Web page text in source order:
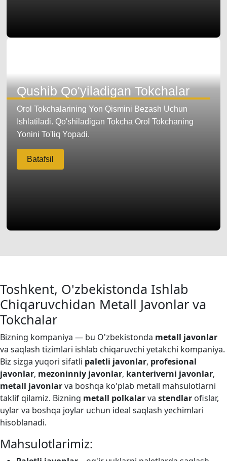
Qushib Qo'yiladigan Tokchalar
Orol Tokchalarining Yon Qismini Bezash Uchun
Ishlatiladi. Qo'shiladigan Tokcha Orol Tokchaning
Yonini To'liq Yopadi.
Batafsil
Toshkent, O'zbekistonda Ishlab
Chiqaruvchidan Metall Javonlar va
Tokchalar
Bizning kompaniya — bu O'zbekistonda metall javonlar
va saqlash tizimlari ishlab chiqaruvchi yetakchi kompaniya.
Biz sizga yuqori sifatli paletli javonlar, profesional
javonlar, mezoninniy javonlar, kanteriverni javonlar,
metall javonlarva boshqa ko'plab metall mahsulotlarni
taklif qilamiz. Bizning metall polkalarva stendlar ofislar,
uylar va boshqa joylar uchun ideal saqlash yechimlari
hisoblanadi.
Mahsulotlarimiz: